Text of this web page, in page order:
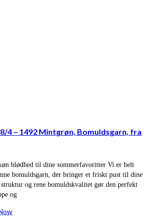
4 – 1492 Mintgrøn, Bomuldsgarn, fra
blødhed til dine sommerfavoritter Vi er helt
bomuldsgarn, der bringer et friskt pust til dine
og rene bomuldskvalitet gør den perfekt
og